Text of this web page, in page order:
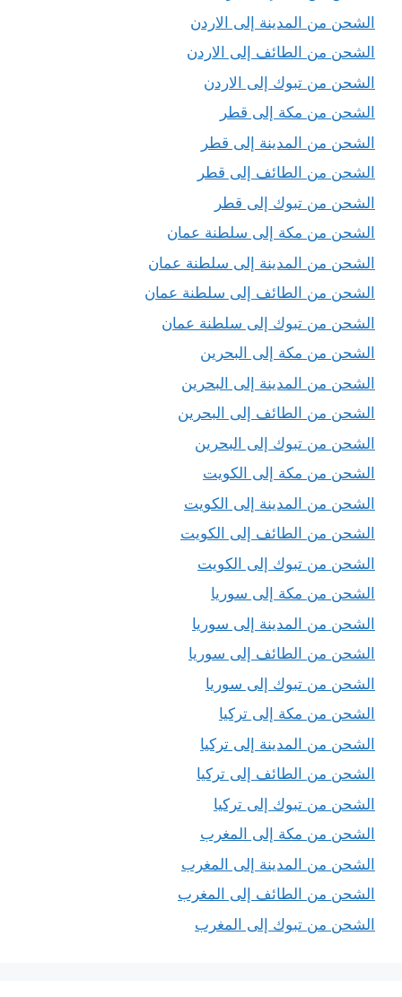
الشحن من المدينة إلى الاردن
الشحن من الطائف إلى الاردن
الشحن من تبوك إلى الاردن
الشحن من مكة إلى قطر
الشحن من المدينة إلى قطر
الشحن من الطائف إلى قطر
الشحن من تبوك إلى قطر
الشحن من مكة إلى سلطنة عمان
الشحن من المدينة إلى سلطنة عمان
الشحن من الطائف إلى سلطنة عمان
الشحن من تبوك إلى سلطنة عمان
الشحن من مكة إلى البحرين
الشحن من المدينة إلى البحرين
الشحن من الطائف إلى البحرين
الشحن من تبوك إلى البحرين
الشحن من مكة إلى الكويت
الشحن من المدينة إلى الكويت
الشحن من الطائف إلى الكويت
الشحن من تبوك إلى الكويت
الشحن من مكة إلى سوريا
الشحن من المدينة إلى سوريا
الشحن من الطائف إلى سوريا
الشحن من تبوك إلى سوريا
الشحن من مكة إلى تركيا
الشحن من المدينة إلى تركيا
الشحن من الطائف إلى تركيا
الشحن من تبوك إلى تركيا
الشحن من مكة إلى المغرب
الشحن من المدينة إلى المغرب
الشحن من الطائف إلى المغرب
الشحن من تبوك إلى المغرب